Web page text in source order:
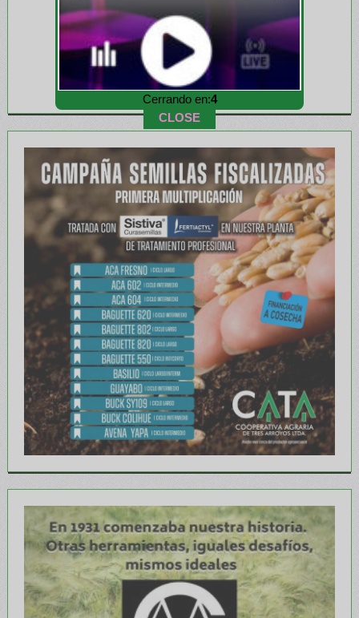
Cerrando en:1
CLOSE